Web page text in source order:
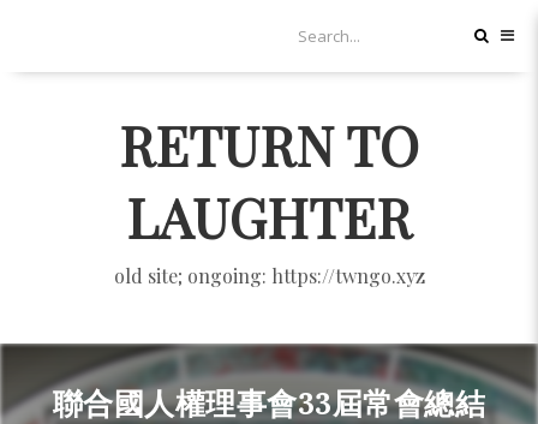
RETURN TO
LAUGHTER
old site; ongoing: https://twngo.xyz
聯合國人權理事會33屆常會總結